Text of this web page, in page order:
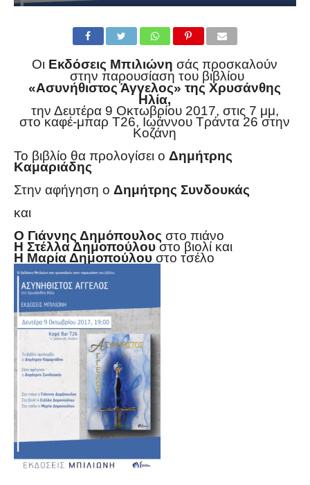
Οι Εκδόσεις Μπιλιώνη σάς προσκαλούν
στην παρουσίαση του βιβλίου
«Ασυνήθιστος Άγγελος» της Χρυσάνθης
Ηλία,
την Δευτέρα 9 Οκτωβρίου 2017, στις 7 μμ,
στο καφέ-μπαρ Τ26, Ιωάννου Τράντα 26 στην
Κοζάνη
Το βιβλίο θα προλογίσει ο Δημήτρης
Καμαριάδης
Στην αφήγηση ο Δημήτρης Συνδουκάς
και
Ο Γιάννης Δημόπουλος στο πιάνο
Η Στέλλα Δημοπούλουστο βιολί και
Η Μαρία Δημοπούλουστο τσέλο